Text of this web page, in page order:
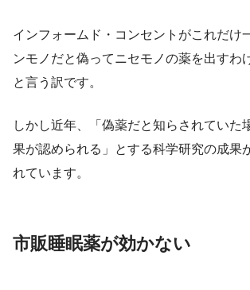
インフォームド・コンセントがこれだけ
ンモノだと偽ってニセモノの薬を出すわ
と言う訳です。
しかし近年、「偽薬だと知らされていた
果が認められる」とする科学研究の成果
れています。
市販睡眠薬が効かない